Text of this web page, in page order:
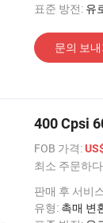
표준 방전: 유
문의 보내
400 Cpsi
FOB 가격:
최소 주문하
판매 후 서비
유형: 촉매 변